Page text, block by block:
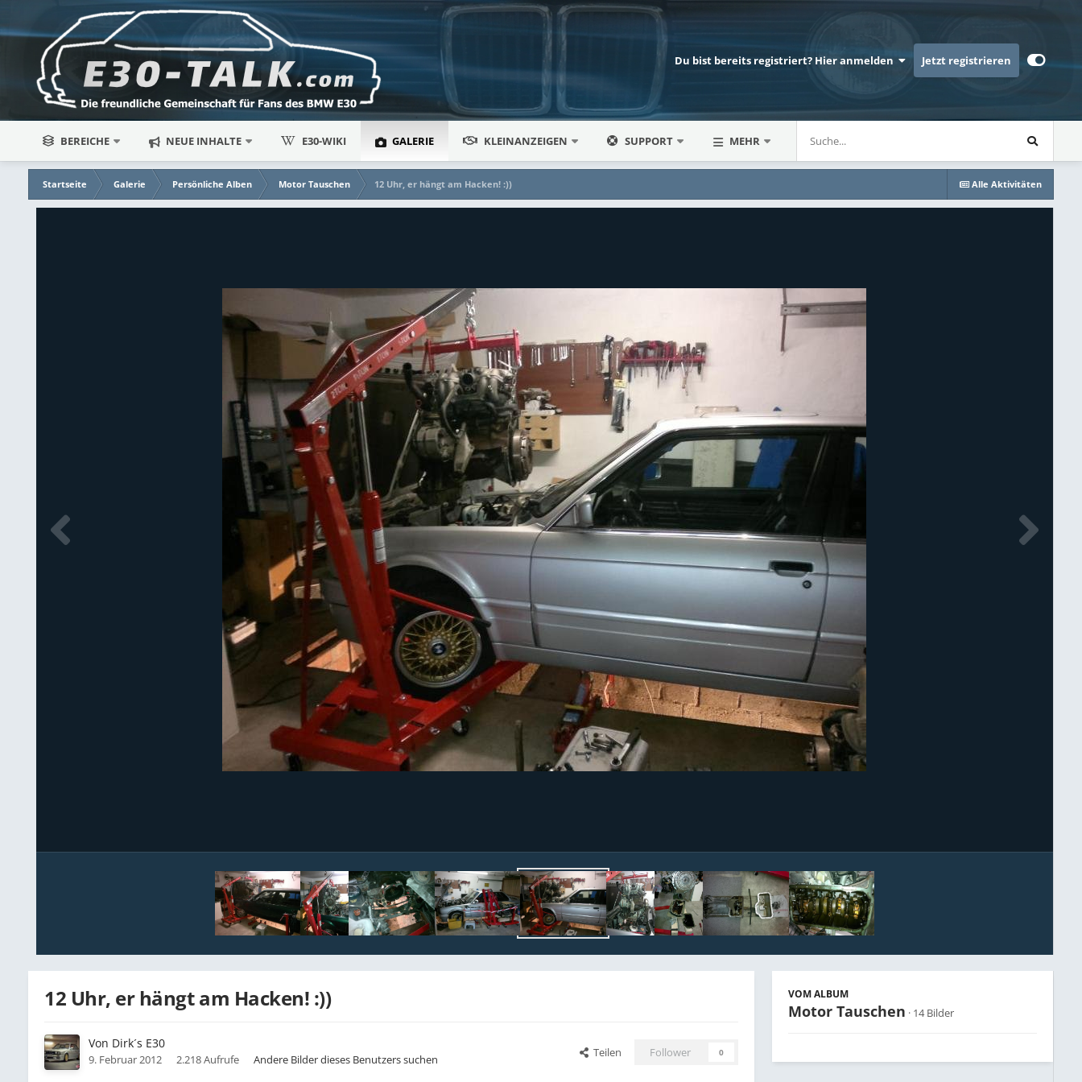
Du bist bereits registriert? Hier anmelden Jetzt registrieren
BEREICHE NEUE INHALTE E30-WIKI GALERIE KLEINANZEIGEN SUPPORT MEHR
Alle Aktivitäten
Startseite Galerie Persönliche Alben Motor Tauschen 12 Uhr, er hängt am Hacken! :))
12 Uhr, er hängt am Hacken! :))
Von Dirk´s E30
9. Februar 2012 2.218 Aufrufe Andere Bilder dieses Benutzers suchen
Teilen Follower 0
VOM ALBUM
Motor Tauschen · 14 Bilder